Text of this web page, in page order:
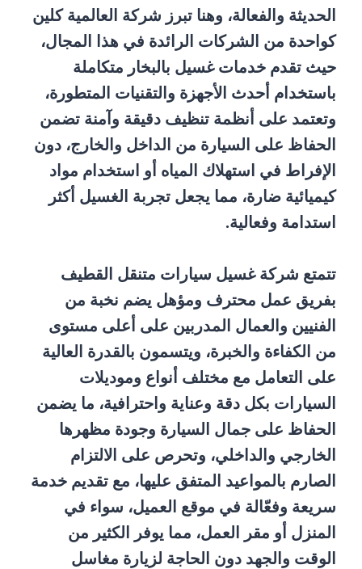
الحديثة والفعالة، وهنا تبرز شركة العالمية كلين
كواحدة من الشركات الرائدة في هذا المجال،
حيث تقدم خدمات غسيل بالبخار متكاملة
باستخدام أحدث الأجهزة والتقنيات المتطورة،
وتعتمد على أنظمة تنظيف دقيقة وآمنة تضمن
الحفاظ على السيارة من الداخل والخارج، دون
الإفراط في استهلاك المياه أو استخدام مواد
كيميائية ضارة، مما يجعل تجربة الغسيل أكثر
استدامة وفعالية.
تتمتع شركة غسيل سيارات متنقل القطيف
بفريق عمل محترف ومؤهل يضم نخبة من
الفنيين والعمال المدربين على أعلى مستوى
من الكفاءة والخبرة، ويتسمون بالقدرة العالية
على التعامل مع مختلف أنواع وموديلات
السيارات بكل دقة وعناية واحترافية، ما يضمن
الحفاظ على جمال السيارة وجودة مظهرها
الخارجي والداخلي، وتحرص على الالتزام
الصارم بالمواعيد المتفق عليها، مع تقديم خدمة
سريعة وفعّالة في موقع العميل، سواء في
المنزل أو مقر العمل، مما يوفر الكثير من
الوقت والجهد دون الحاجة لزيارة مغاسل